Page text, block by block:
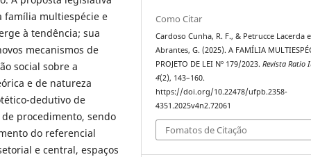
família multiespécie e
à tendência; sua
mecanismos de
social sobre a
e de natureza
dedutivo de
procedimento, sendo
do referencial
e central, espaços
Como Citar
Cardoso Cunha, R. F., & Petrucce Lacerda
Abrantes, G. (2025). A FAMÍLIA
PROJETO DE LEI Nº 179/2023.Revista Ratio
4(2), 143–160.
https://doi.org/10.22478/ufpb.2358-
4351.2025v4n2.72061
Fomatos de Citação